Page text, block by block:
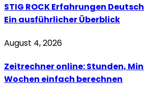
STIG ROCK Erfahrungen
Ein ausführlicher Überblick
August 4, 2026
Zeitrechner online: Stunden,
Wochen einfach berechnen